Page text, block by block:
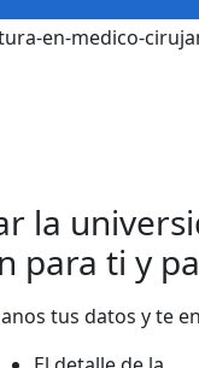
la
para ti y
tus datos y te